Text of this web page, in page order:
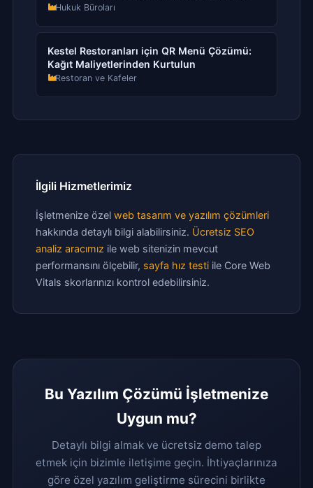
Hukuk Büroları
Kestel Restoranları için QR Menü Çözümü:
Kağıt Maliyetlerinden Kurtulun
Restoran ve Kafeler
İlgili Hizmetlerimiz
İşletmenize özel web tasarım ve yazılım çözümleri
hakkında detaylı bilgi alabilirsiniz. Ücretsiz SEO
analiz aracımız ile web sitenizin mevcut
performansını ölçebilir, sayfa hız testi ile Core Web
Vitals skorlarınızı kontrol edebilirsiniz.
Bu Yazılım Çözümü İşletmenize
Uygun mu?
Detaylı bilgi almak ve ücretsiz demo talep
etmek için bizimle iletişime geçin. İhtiyaçlarınıza
göre özel yazılım geliştirme sürecini birlikte